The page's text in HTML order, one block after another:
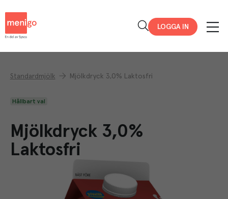
LOGGA IN
Standardmjölk Mjölkdryck 3,0% Laktosfri
Hållbart val
Mjölkdryck 3,0%
Laktosfri